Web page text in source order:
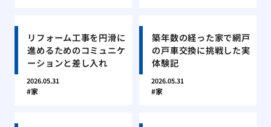
リフォーム工事を円滑に
進めるためのコミュニケ
ーションと差し入れ
2026.05.31
家
築年数の経った家で網戸
の戸車交換に挑戦した実
体験記
2026.05.31
家